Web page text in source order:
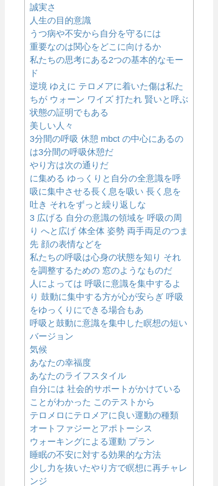
誠実さ
人生の目的意識
うつ病や不安から自分を守るには
重要なのは関心をどこに向けるか
私たちの思考にある2つの基本的なモー
ド
逆境 ゆえに テロメアに着いた傷は私た
ちが ウォーン ワイズ 打たれ 賢いと呼ぶ
状態の証明でもある
美しい人々
3分間の呼吸 休憩 mbct の中心にあるの
は3分間の呼吸休憩だ
やり方は次の通りだ
に集める ゆっくりと自分の全意識を呼
吸に集中させる長く息を吸い 長く息を
吐き それをずっと繰り返しな
3 広げる 自分の意識の領域を 呼吸の周
り へと広げ 体全体 姿勢 両手両足のつま
先 顔の表情などを
私たちの呼吸は心身の状態を知り それ
を調整するための 窓のようなものだ
人によっては 呼吸に意識を集中するよ
り 鼓動に集中する方が心が安らぎ 呼吸
をゆっくりにできる場合もあ
呼吸と鼓動に意識を集中した瞑想の短い
バージョン
気候
あなたの幸福度
あなたのライフスタイル
自分には 社会的サポートがかけている
ことがわかった このテストから
テロメロにテロメアに良い運動の種類
オートファジーとアポトーシス
ウォーキングによる運動 プラン
睡眠の不安に対する効果的な方法
少し力を抜いたやり方で瞑想に再チャレ
ンジ